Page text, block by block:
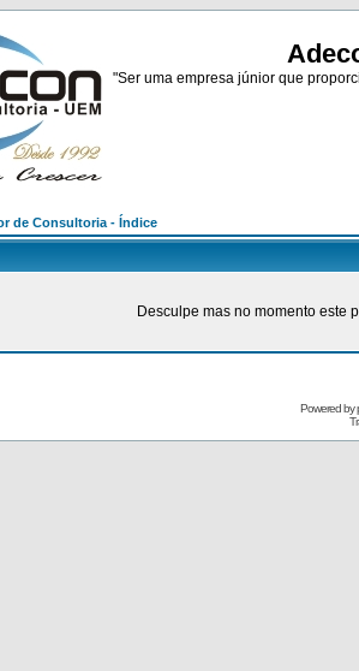
"Ser uma empresa júnior que
de Consultoria - Índice
Desculpe mas no momento este
Powered by